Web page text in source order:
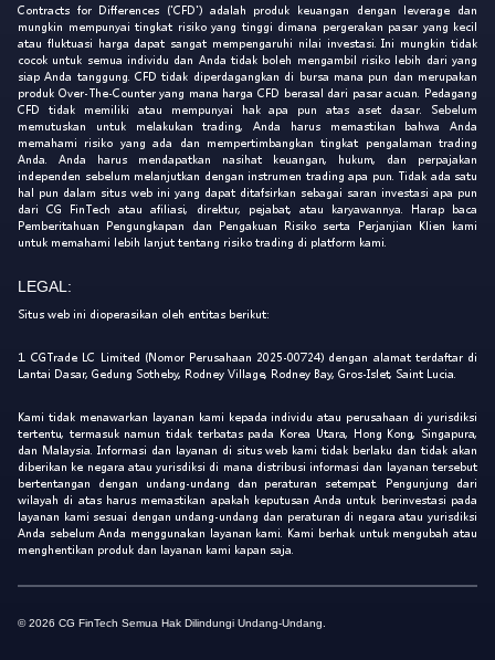
Contracts for Differences ('CFD') adalah produk keuangan dengan leverage dan
mungkin mempunyai tingkat risiko yang tinggi dimana pergerakan pasar yang kecil
atau fluktuasi harga dapat sangat mempengaruhi nilai investasi. Ini mungkin tidak
cocok untuk semua individu dan Anda tidak boleh mengambil risiko lebih dari yang
siap Anda tanggung. CFD tidak diperdagangkan di bursa mana pun dan merupakan
produk Over-The-Counter yang mana harga CFD berasal dari pasar acuan. Pedagang
CFD tidak memiliki atau mempunyai hak apa pun atas aset dasar. Sebelum
memutuskan untuk melakukan trading, Anda harus memastikan bahwa Anda
memahami risiko yang ada dan mempertimbangkan tingkat pengalaman trading
Anda. Anda harus mendapatkan nasihat keuangan, hukum, dan perpajakan
independen sebelum melanjutkan dengan instrumen trading apa pun. Tidak ada satu
hal pun dalam situs web ini yang dapat ditafsirkan sebagai saran investasi apa pun
dari CG FinTech atau afiliasi, direktur, pejabat, atau karyawannya. Harap baca
Pemberitahuan Pengungkapan dan Pengakuan Risiko serta Perjanjian Klien kami
untuk memahami lebih lanjut tentang risiko trading di platform kami.
LEGAL:
Situs web ini dioperasikan oleh entitas berikut:
1. CGTrade LC Limited (Nomor Perusahaan 2025-00724) dengan alamat terdaftar di
Lantai Dasar, Gedung Sotheby, Rodney Village, Rodney Bay, Gros-Islet, Saint Lucia.
Kami tidak menawarkan layanan kami kepada individu atau perusahaan di yurisdiksi
tertentu, termasuk namun tidak terbatas pada Korea Utara, Hong Kong, Singapura,
dan Malaysia. Informasi dan layanan di situs web kami tidak berlaku dan tidak akan
diberikan ke negara atau yurisdiksi di mana distribusi informasi dan layanan tersebut
bertentangan dengan undang-undang dan peraturan setempat. Pengunjung dari
wilayah di atas harus memastikan apakah keputusan Anda untuk berinvestasi pada
layanan kami sesuai dengan undang-undang dan peraturan di negara atau yurisdiksi
Anda sebelum Anda menggunakan layanan kami. Kami berhak untuk mengubah atau
menghentikan produk dan layanan kami kapan saja.
© 2026 CG FinTech Semua Hak Dilindungi Undang-Undang.